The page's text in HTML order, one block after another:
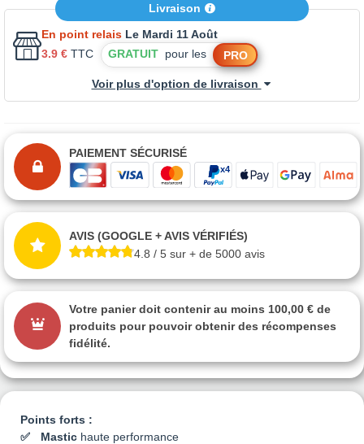
Points forts :
Mastic haute performance
Livraison
En point relais Le Mardi 11 Août
3.9 € TTC GRATUIT pour les PRO
Voir plus d'option de livraison
PAIEMENT SÉCURISÉ
AVIS (GOOGLE + AVIS VÉRIFIÉS)
4.8 / 5 sur + de 5000 avis
Votre panier doit contenir au moins 100,00 € de
produits pour pouvoir obtenir des récompenses
fidélité.